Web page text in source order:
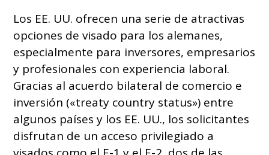
Los EE. UU. ofrecen una serie de atractivas
opciones de visado para los alemanes,
especialmente para inversores, empresarios
y profesionales con experiencia laboral.
Gracias al acuerdo bilateral de comercio e
inversión («treaty country status») entre
algunos países y los EE. UU., los solicitantes
disfrutan de un acceso privilegiado a